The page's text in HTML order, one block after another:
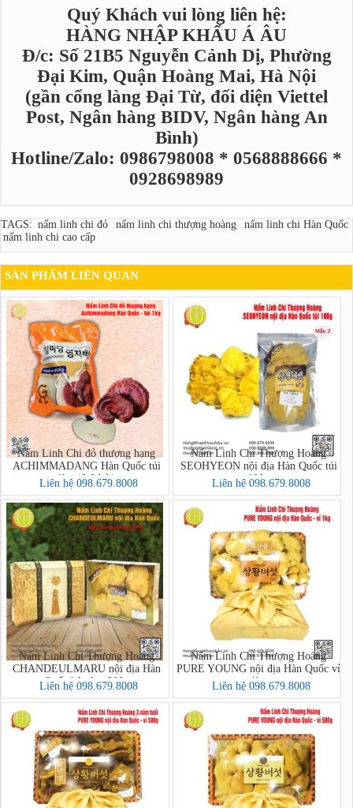
Quý Khách vui lòng liên hệ:
HÀNG NHẬP KHẨU Á ÂU
Đ/c: Số 21B5 Nguyễn Cảnh Dị, Phường
Đại Kim, Quận Hoàng Mai, Hà Nội
(gần cổng làng Đại Từ, đối diện Viettel
Post, Ngân hàng BIDV, Ngân hàng An
Bình)
Hotline/Zalo: 0986798008 * 0568888666 *
0928698989
TAGS: nấm linh chi đỏ nấm linh chi thượng hoàng
nấm linh chi Hàn Quốc
nấm linh chi cao cấp
SẢN PHẨM LIÊN QUAN
Nấm Linh Chi đỏ thượng hạng
ACHIMMADANG Hàn Quốc túi
1kg (6-8 bát)
Liên hệ 098.679.8008
Nấm Linh Chi Thượng Hoàng
SEOHYEON nội địa Hàn Quốc túi
100g
Liên hệ 098.679.8008
Nấm Linh Chi Thượng Hoàng
CHANDEULMARU nội địa Hàn
Quốc hộp lụa 300g
Liên hệ 098.679.8008
Nấm Linh Chi Thượng Hoàng
PURE YOUNG nội địa Hàn Quốc vỉ
1kg
Liên hệ 098.679.8008